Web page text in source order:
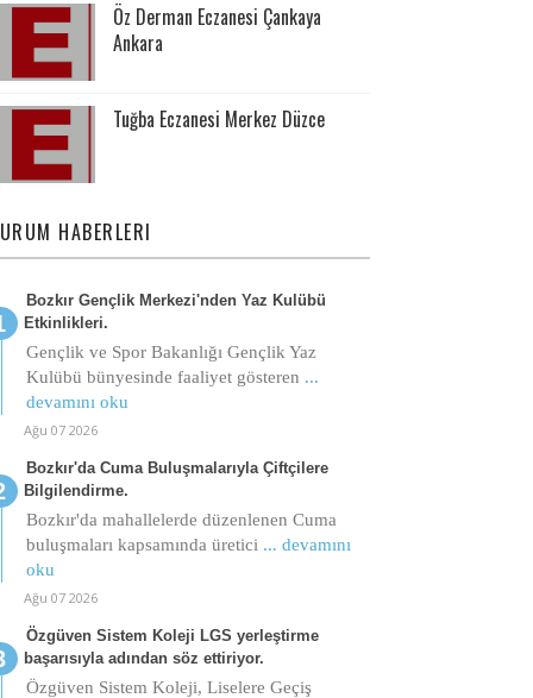
Öz Derman Eczanesi Çankaya
Ankara
Tuğba Eczanesi Merkez Düzce
HABERLERI
Bozkır Gençlik Merkezi'nden Yaz Kulübü
Etkinlikleri.
Gençlik ve Spor Bakanlığı Gençlik Yaz
Kulübü bünyesinde faaliyet gösteren ...
devamını oku
Ağu 07 2026
Bozkır'da Cuma Buluşmalarıyla Çiftçilere
Bilgilendirme.
Bozkır'da mahallelerde düzenlenen Cuma
buluşmaları kapsamında üretici ... devamını
oku
Ağu 07 2026
Özgüven Sistem Koleji LGS yerleştirme
başarısıyla adından söz ettiriyor.
Özgüven Sistem Koleji, Liselere Geçiş